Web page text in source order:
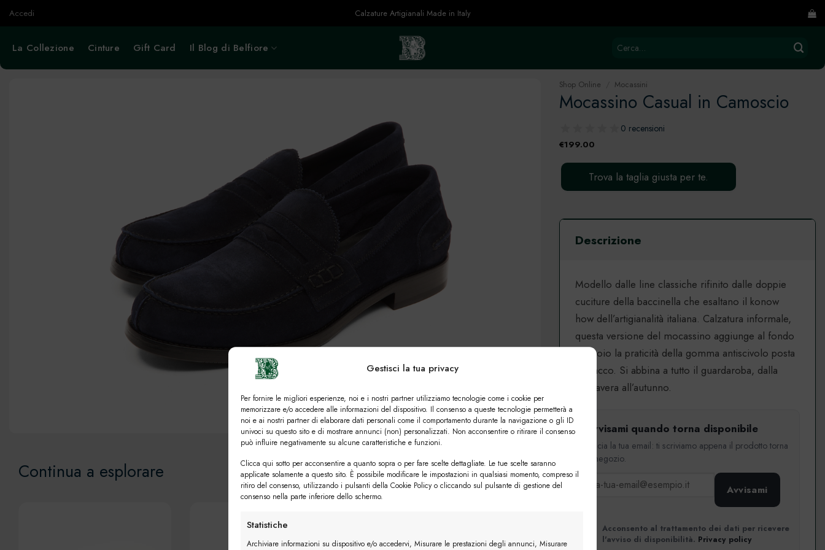
Gestisci la tua privacy
Per fornire le migliori esperienze, noi e i nostri partner utilizziamo tecnologie come i cookie per
memorizzare e/o accedere alle informazioni del dispositivo. Il consenso a queste tecnologie permetterà a
noi e ai nostri partner di elaborare dati personali come il comportamento durante la navigazione o gli ID
univoci su questo sito e di mostrare annunci (non) personalizzati. Non acconsentire o ritirare il consenso
può influire negativamente su alcune caratteristiche e funzioni.
Clicca qui sotto per acconsentire a quanto sopra o per fare scelte dettagliate. Le tue scelte saranno
applicate solamente a questo sito. È possibile modificare le impostazioni in qualsiasi momento, compreso il
ritiro del consenso, utilizzando i pulsanti della Cookie Policy o cliccando sul pulsante di gestione del
consenso nella parte inferiore dello schermo.
Statistiche
Archiviare informazioni su dispositivo e/o accedervi, Misurare le prestazioni degli annunci, Misurare
SaltaAccedi Calzature Artigianali Made in Italy
La Collezione Cinture Gift Card Il Blog di Belfiore Cerca:
Preferiti
4 utenti
Continua a esplorare
Shop Online Mocassini
Mocassino Casual in Camoscio
0 recensioni
€199.00
Trova la taglia giusta per te.
Descrizione
Modello dalle line classiche rifinito dalle doppie
cuciture della baccinella che esaltano il konow
how dell’artigianalità italiana. Calzatura informale,
questa versione del mocassino aggiunge al fondo
in cuoio la praticità della gomma antiscivolo posta
sul tacco. Si abbina a tutto il guardaroba, dalla
primavera all’autunno.
Avvisami quando torna disponibile
Lascia la tua email: ti scriviamo appena il prodotto torna
in negozio.
Avvisami
Acconsento al trattamento dei dati per ricevere
l'avviso di disponibilità. Privacy policy